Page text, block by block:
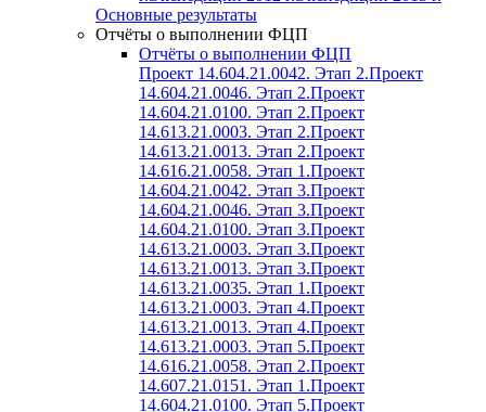
Основные результаты
Отчёты о выполнении ФЦП
Отчёты о выполнении ФЦП
Проект 14.604.21.0042. Этап 2.Проект
14.604.21.0046. Этап 2.Проект
14.604.21.0100. Этап 2.Проект
14.613.21.0003. Этап 2.Проект
14.613.21.0013. Этап 2.Проект
14.616.21.0058. Этап 1.Проект
14.604.21.0042. Этап 3.Проект
14.604.21.0046. Этап 3.Проект
14.604.21.0100. Этап 3.Проект
14.613.21.0003. Этап 3.Проект
14.613.21.0013. Этап 3.Проект
14.613.21.0035. Этап 1.Проект
14.613.21.0003. Этап 4.Проект
14.613.21.0013. Этап 4.Проект
14.613.21.0003. Этап 5.Проект
14.616.21.0058. Этап 2.Проект
14.607.21.0151. Этап 1.Проект
14.604.21.0100. Этап 5.Проект